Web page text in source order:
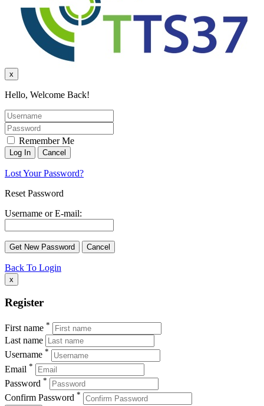
x
Hello, Welcome Back!
Remember Me
Lost Your Password?
Reset Password
Username or E-mail:
Back To Login
x
Register
First name *
Last name
Username *
Email *
Password *
Confirm Password *